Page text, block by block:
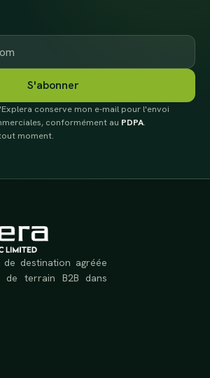
S'abonner
conserve mon e-mail pour l'envoi
conformément au PDPA.
moment.
destination agréée
terrain B2B dans